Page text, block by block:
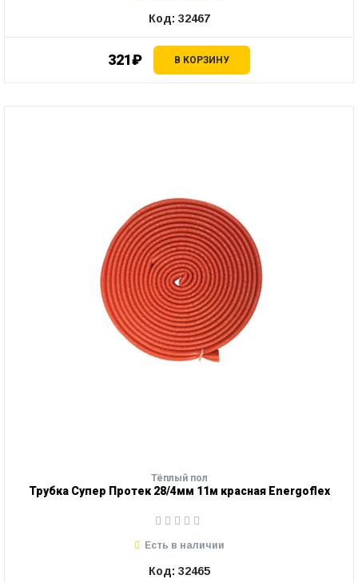
321₽ В КОРЗИНУ
Код: 32467
Тёплый пол
Трубка Супер Протек 28/4мм 11м красная Energoflex
Есть в наличии
Код: 32465